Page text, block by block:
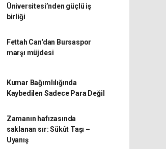
Üniversitesi’nden güçlü iş
birliği
Fettah Can'dan Bursaspor
marşı müjdesi
Kumar Bağımlılığında
Kaybedilen Sadece Para Değil
Zamanın hafızasında
saklanan sır: Sükût Taşı –
Uyanış